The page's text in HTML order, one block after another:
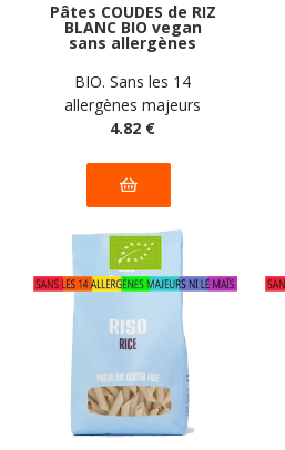
Pâtes COUDES de RIZ
BLANC BIO vegan
sans allergènes
Pasta Gustosa : 340
grammes
BIO. Sans les 14
allergènes majeurs
4.82 €